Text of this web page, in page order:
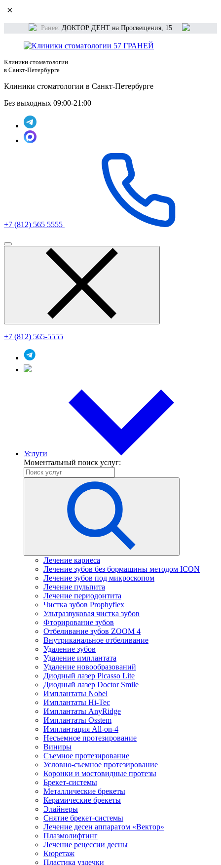
×
Ранее: ДОКТОР ДЕНТ на Просвещения, 15
Клиники стоматологии
в Санкт-Петербурге
Клиники стоматологии в Санкт-Петербурге
Без выходных 09:00-21:00
+7 (812) 565 5555
+7 (812) 565-5555
Услуги
Моментальный поиск услуг:
Лечение кариеса
Лечение зубов без бормашины методом ICON
Лечение зубов под микроскопом
Лечение пульпита
Лечение периодонтита
Чистка зубов Prophyflex
Ультразвуковая чистка зубов
Фторирование зубов
Отбеливание зубов ZOOM 4
Внутриканальное отбеливание
Удаление зубов
Удаление имплантата
Удаление новообразований
Диодный лазер Picasso Lite
Диодный лазер Doctor Smile
Имплантаты Nobel
Имплантаты Hi-Tec
Имплантаты AnyRidge
Имплантаты Osstem
Имплантация All-on-4
Несъемное протезирование
Виниры
Съемное протезирование
Условно-съемное протезирование
Коронки и мостовидные протезы
Брекет-системы
Металлические брекеты
Керамические брекеты
Элайнеры
Снятие брекет-системы
Лечение десен аппаратом «Вектор»
Плазмолифтинг
Лечение рецессии десны
Кюретаж
Пластика уздечки